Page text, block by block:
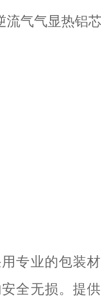
专业的包装
全无损。提